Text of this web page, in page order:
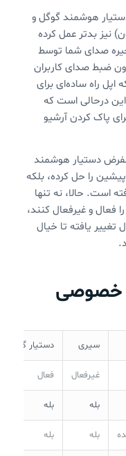
هوشمند گوگل و
نیز بدتر عمل کرده
صدای شما توسط
ضبط صدای کاربران
راه ساده‌ای برای
درحالی است که
پاک کردن آرشیو
دستیار هوشمند
را حل کرده، بلکه
است. حالا، نه تنها
فعال و غیرفعال کنند،
یافته تا خیال
خصوصی
سیری دستیار گوگل
غیرفعال فعال
بله بله
بله بله